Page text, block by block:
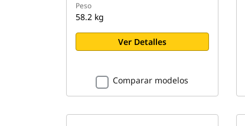
Peso
58.2 kg
Ver Detalles
Comparar modelos